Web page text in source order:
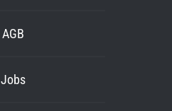
AGB
Jobs